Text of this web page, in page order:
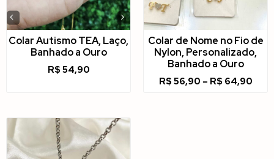
‹
›
Colar Autismo TEA, Laço,
Banhado a Ouro
R$ 54,90
Colar de Nome no Fio de
Nylon, Personalizado,
Banhado a Ouro
R$ 56,90 – R$ 64,90